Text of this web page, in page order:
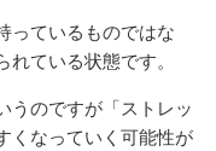
っているものではな
ている状態です。
うのですが「ストレッ
くなっていく可能性が